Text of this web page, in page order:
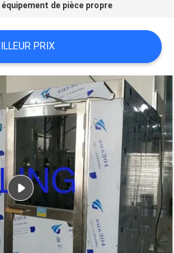
équipement de pièce propre
PRIX